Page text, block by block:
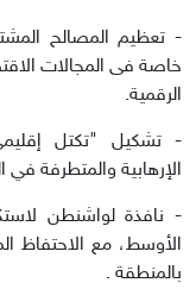
- تعظيم المصالح
خاصة فى المجالات
الرقمية.
- تشكيل "تكتل
الإرهابية والمتطرفة في
- نافذة لواشنطن
الأوسط، مع الاحتفاظ
بالمنطقة .